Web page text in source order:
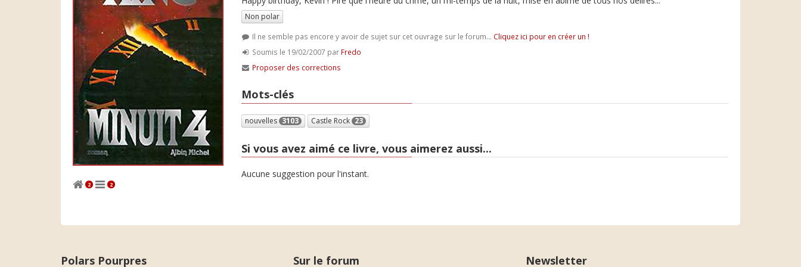
2 2
Non polar
Il ne semble pas encore y avoir de sujet sur cet ouvrage sur le forum... Cliquez ici pour en créer un !
Soumis le 19/02/2007 par Fredo
Proposer des corrections
Mots-clés
nouvelles 3103 Castle Rock 23
Si vous avez aimé ce livre, vous aimerez aussi...
Aucune suggestion pour l'instant.
Polars Pourpres Sur le forum Newsletter